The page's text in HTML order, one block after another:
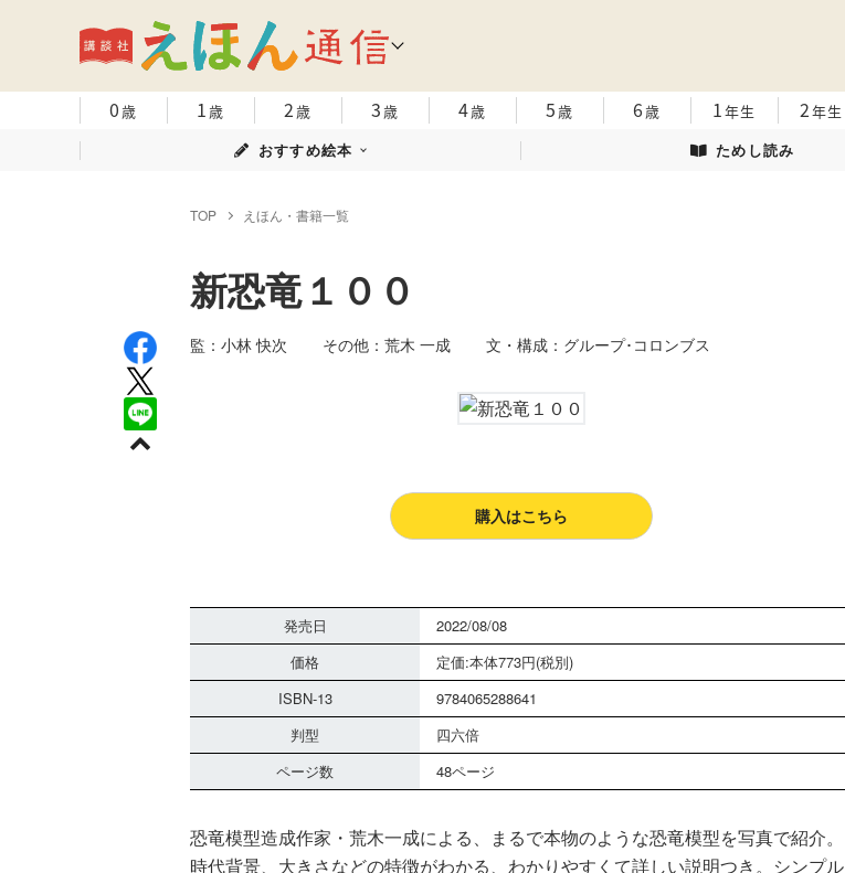
0歳 1歳 2歳 3歳 4歳 5歳 6歳 1年生 2年生
おすすめ絵本
ためし読み
TOP えほん・書籍一覧
新恐竜１００
監：小林 快次 その他：荒木 一成 文・構成：グループ･コロンブス
購入はこちら
発売日
2022/08/08
価格
定価:本体773円(税別)
ISBN-13
9784065288641
判型
四六倍
ページ数
48ページ
恐竜模型造成作家・荒木一成による、まるで本物のような恐竜模型を写真で紹介。
時代背景、大きさなどの特徴がわかる、わかりやすくて詳しい説明つき。シンプル